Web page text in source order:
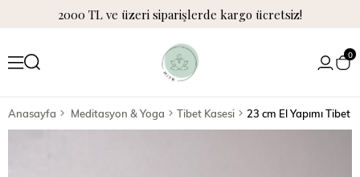
2000 TL ve üzeri siparişlerde kargo ücretsiz!
0
Anasayfa Meditasyon & Yoga Tibet Kasesi 23 cm El Yapımı Tibet